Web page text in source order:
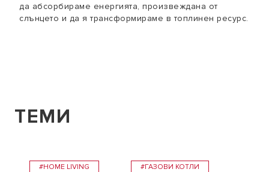
да абсорбираме енергията, произвеждана от
слънцето и да я трансформираме в топлинен ресурс.
ТЕМИ
#HOME LIVING #ГАЗОВИ КОТЛИ